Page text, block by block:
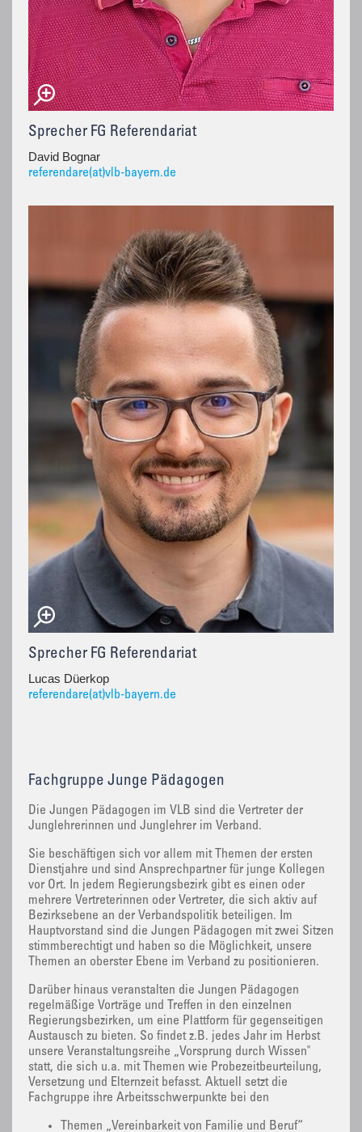
Sprecher FG Referendariat
David Bognar
referendare(at)vlb-bayern.de
Sprecher FG Referendariat
Lucas Düerkop
referendare(at)vlb-bayern.de
Fachgruppe Junge Pädagogen
Die Jungen Pädagogen im VLB sind die Vertreter der
Junglehrerinnen und Junglehrer im Verband.
Sie beschäftigen sich vor allem mit Themen der ersten
Dienstjahre und sind Ansprechpartner für junge Kollegen
vor Ort. In jedem Regierungsbezirk gibt es einen oder
mehrere Vertreterinnen oder Vertreter, die sich aktiv auf
Bezirksebene an der Verbandspolitik beteiligen. Im
Hauptvorstand sind die Jungen Pädagogen mit zwei Sitzen
stimmberechtigt und haben so die Möglichkeit, unsere
Themen an oberster Ebene im Verband zu positionieren.
Darüber hinaus veranstalten die Jungen Pädagogen
regelmäßige Vorträge und Treffen in den einzelnen
Regierungsbezirken, um eine Plattform für gegenseitigen
Austausch zu bieten. So findet z.B. jedes Jahr im Herbst
unsere Veranstaltungsreihe „Vorsprung durch Wissen"
statt, die sich u.a. mit Themen wie Probezeitbeurteilung,
Versetzung und Elternzeit befasst. Aktuell setzt die
Fachgruppe ihre Arbeitsschwerpunkte bei den
Themen „Vereinbarkeit von Familie und Beruf“